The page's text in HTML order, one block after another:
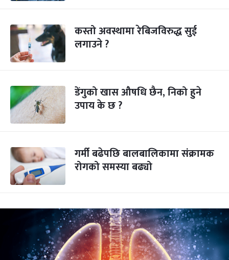
कस्तो अवस्थामा रेबिजविरुद्ध सुई
लगाउने ?
डेंगुको खास औषधि छैन, निको हुने
उपाय के छ ?
गर्मी बढेपछि बालबालिकामा संक्रामक
रोगको समस्या बढ्यो